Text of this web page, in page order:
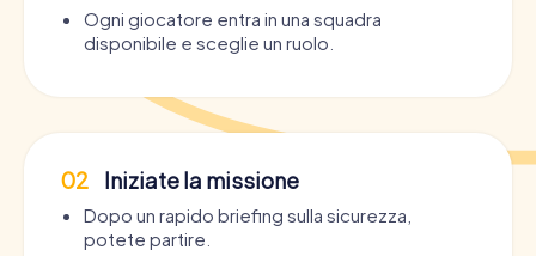
Ogni giocatore entra in una squadra
disponibile e sceglie un ruolo.
02 Iniziate la missione
Dopo un rapido briefing sulla sicurezza,
potete partire.